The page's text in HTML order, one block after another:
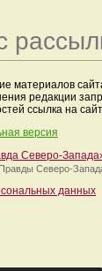
материалов
редакции
ссылка на
версия
Северо-
Северо-
данных